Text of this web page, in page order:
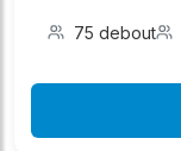
75 debout